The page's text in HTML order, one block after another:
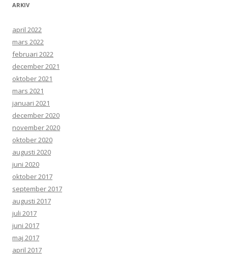
ARKIV
april 2022
mars 2022
februari 2022
december 2021
oktober 2021
mars 2021
januari 2021
december 2020
november 2020
oktober 2020
augusti 2020
juni 2020
oktober 2017
september 2017
augusti 2017
juli 2017
juni 2017
maj 2017
april 2017